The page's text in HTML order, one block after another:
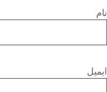
نام
ایمیل